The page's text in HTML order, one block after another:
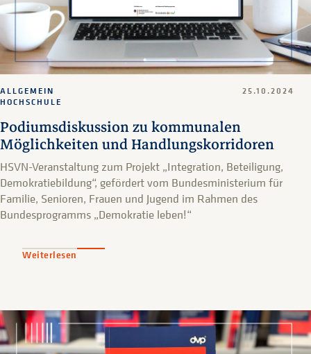
Podiumsdiskussion zu kommunalen
Möglichkeiten und Handlungskorridoren
ALLGEMEIN
HOCHSCHULE
25.10.2024
HSVN-Veranstaltung zum Projekt „Integration, Beteiligung,
Demokratiebildung“, gefördert vom Bundesministerium für
Familie, Senioren, Frauen und Jugend im Rahmen des
Bundesprogramms „Demokratie leben!“
Weiterlesen